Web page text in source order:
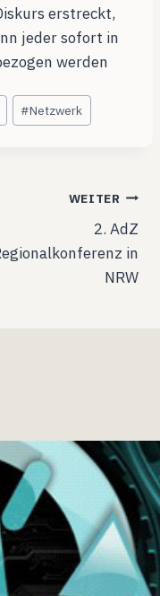
erstreckt,
jeder sofort in
werden
#Netzwerk
WEITER
2. AdZ
in
NRW